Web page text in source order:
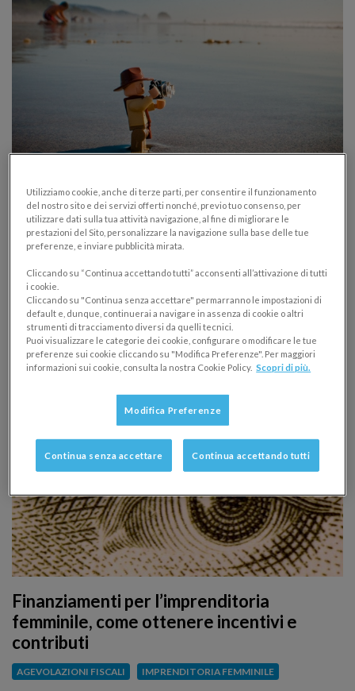
Le 10 vacanze più strane e alternative…
dove andare in vacanza per delle ferie
diverse
04/07/2014
E’ tempo di ferie! Dove organizzare il tuo prossimo
viaggio? Ecco alcuni spunti interessanti tra mete
curiose per vacanze strane e alternative!
Finanziamenti per l’imprenditoria
femminile, come ottenere incentivi e
contributi
AGEVOLAZIONI FISCALI IMPRENDITORIA FEMMINILE
Utilizziamo cookie, anche di terze parti, per consentire il funzionamento
del nostro sito e dei servizi offerti nonché, previo tuo consenso, per
utilizzare dati sulla tua attività navigazione, al fine di migliorare le
prestazioni del Sito, personalizzare la navigazione sulla base delle tue
preferenze, e inviare pubblicità mirata.
Cliccando su “Continua accettando tutti” acconsenti all’attivazione di tutti
i cookie.
Cliccando su "Continua senza accettare" permarranno le impostazioni di
default e, dunque, continuerai a navigare in assenza di cookie o altri
strumenti di tracciamento diversi da quelli tecnici.
Puoi visualizzare le categorie dei cookie, configurare o modificare le tue
preferenze sui cookie cliccando su "Modifica Preferenze". Per maggiori
informazioni sui cookie, consulta la nostra Cookie Policy. Scopri di più.
Modifica Preferenze
Continua senza accettare Continua accettando tutti